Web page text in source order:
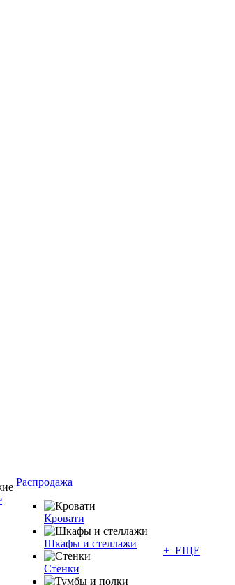
Распродажа
Кровати
Шкафы и стеллажи
Стенки
+ ЕЩЕ